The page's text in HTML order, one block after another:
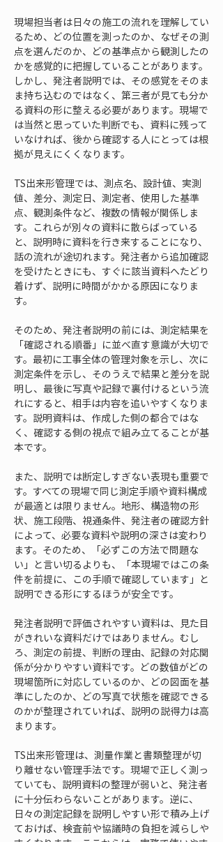
現場担当者は日々の施工の流れを理解してい
るため、どの位置を測ったのか、なぜその測
点を選んだのか、どの基準点から観測したの
かを感覚的に把握していることがあります。
しかし、発注者説明では、その感覚をそのま
ま持ち込むのではなく、第三者が見ても分か
る資料の形に整える必要があります。現場で
は当然と思っていた判断でも、資料に残って
いなければ、後から確認する人にとっては根
拠が見えにくくなります。
TS出来形管理では、測点名、設計値、実測
値、差分、測定日、測定者、使用した基準
点、観測条件など、複数の情報が関係しま
す。これらが別々の資料に散らばっている
と、説明時に資料を行き来することになり、
話の流れが途切れます。発注者から追加確認
を受けたときにも、すぐに該当資料へたどり
着けず、説明に時間がかかる原因になりま
す。
そのため、発注者説明の前には、測定結果を
「確認される順番」に並べ直す意識が大切で
す。最初に工事全体の管理対象を示し、次に
測定条件を示し、そのうえで結果と差分を説
明し、最後に写真や記録で裏付けるという流
れにすると、相手は内容を追いやすくなりま
す。説明資料は、作成した側の都合ではな
く、確認する側の視点で組み立てることが基
本です。
また、説明では断定しすぎない表現も重要で
す。すべての現場で同じ測定手順や資料構成
が最適とは限りません。地形、構造物の形
状、施工段階、視通条件、発注者の確認方針
によって、必要な資料や説明の深さは変わり
ます。そのため、「必ずこの方法で問題な
い」と言い切るよりも、「本現場ではこの条
件を前提に、この手順で確認しています」と
説明できる形にするほうが安全です。
発注者説明で評価されやすい資料は、見た目
がきれいな資料だけではありません。むし
ろ、測定の前提、判断の理由、記録の対応関
係が分かりやすい資料です。どの数値がどの
現場箇所に対応しているのか、どの図面を基
準にしたのか、どの写真で状態を確認できる
のかが整理されていれば、説明の説得力は高
まります。
TS出来形管理は、測量作業と書類整理が切
り離せない管理手法です。現場で正しく測っ
ていても、説明資料の整理が弱いと、発注者
に十分伝わらないことがあります。逆に、
日々の測定記録を説明しやすい形で積み上げ
ておけば、検査前や協議時の負担を減らしや